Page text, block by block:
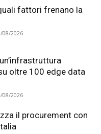
fattori frenano la
08/2026
oltre 100 edge data
08/2026
il procurement con